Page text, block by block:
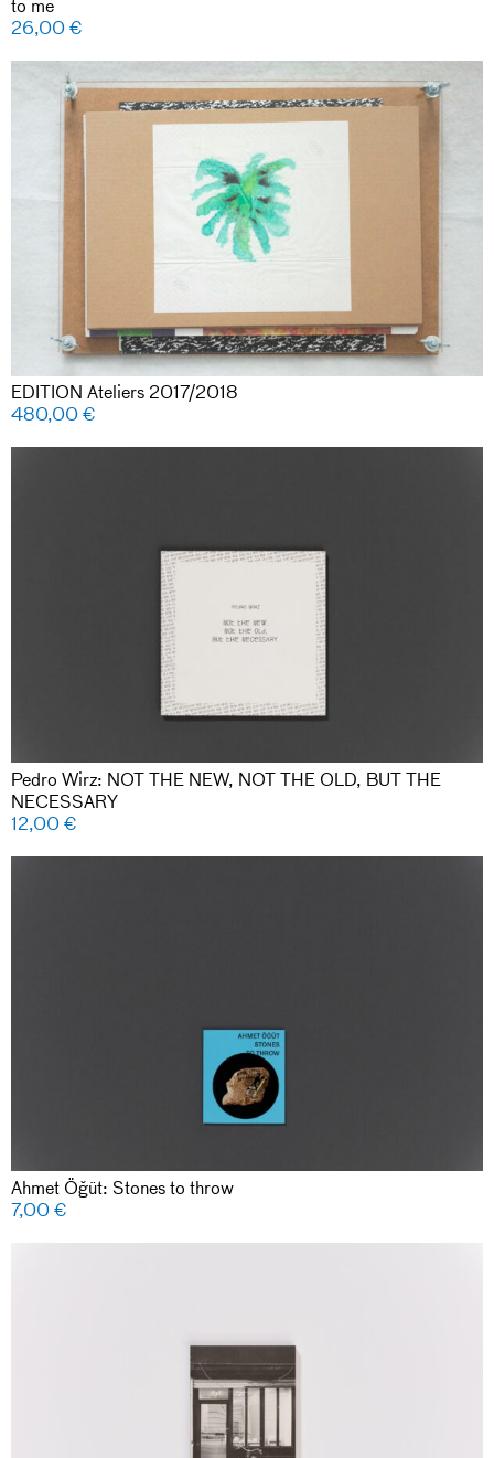
to me
26,00€
EDITION Ateliers 2017/2018
480,00€
Pedro Wirz: NOT THE NEW, NOT THE OLD, BUT THE
NECESSARY
12,00€
Ahmet Öğüt: Stones to throw
7,00€